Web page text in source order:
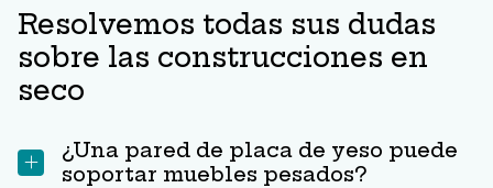
Resolvemos todas sus dudas
sobre las construcciones en
seco
¿Una pared de placa de yeso puede
soportar muebles pesados?